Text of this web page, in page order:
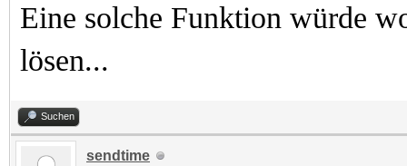
Eine solche Funktion würde
lösen...
Suchen
sendtime